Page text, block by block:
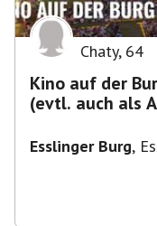
Chaty, 64
Kino auf der
(evtl. auch als
Esslinger Burg,